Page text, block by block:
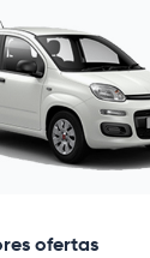
ofertas